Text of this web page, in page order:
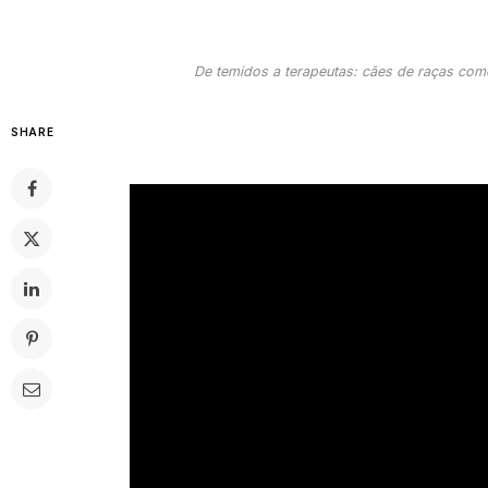
De temidos a terapeutas: cães de raças
SHARE